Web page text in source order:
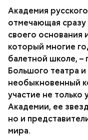
Академия
отмечающая
своего основания
который многие
балетной школе, –
Большого театра
необыкновенный
участие не только
Академии, ее
но и
мира.
Фото: «Александр»